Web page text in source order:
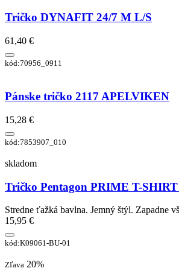
Tričko DYNAFIT 24/7 M L/S
61,40 €
kód:70956_0911
Pánske tričko 2117 APELVIKEN
15,28 €
kód:7853907_010
skladom
Tričko Pentagon PRIME T-
Stredne ťažká bavlna. Jemný štýl. Zapadne
15,95 €
kód:K09061-BU-01
Zľava 20%